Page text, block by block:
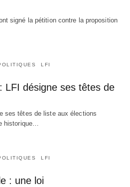
signé la pétition contre la proposition
LFI
LFI désigne ses têtes de
ses têtes de liste aux élections
historique…
LFI
: une loi